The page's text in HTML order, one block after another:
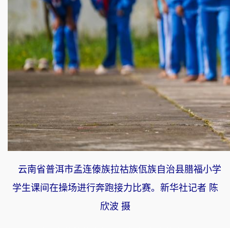
云南省普洱市孟连傣族拉祜族佤族自治县腊福小学
学生课间在操场进行奔跑接力比赛。新华社记者 陈
欣波 摄